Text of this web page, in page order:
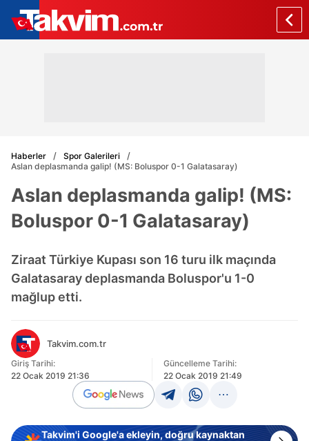
Haberler
Spor Galerileri
Aslan deplasmanda galip! (MS: Boluspor 0-1 Galatasaray)
Aslan deplasmanda galip! (MS:
Boluspor 0-1 Galatasaray)
Ziraat Türkiye Kupası son 16 turu ilk maçında
Galatasaray deplasmanda Boluspor'u 1-0
mağlup etti.
Takvim.com.tr
Giriş Tarihi:
22 Ocak 2019 21:36
Güncelleme Tarihi:
22 Ocak 2019 21:49
Takvim'i Google'a ekleyin, doğru kaynaktan